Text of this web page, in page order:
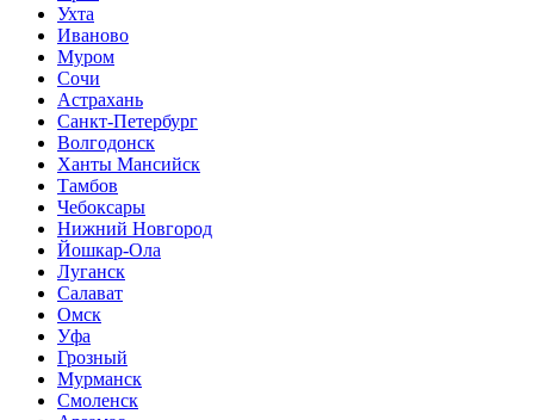
Ухта
Иваново
Муром
Сочи
Астрахань
Санкт-Петербург
Волгодонск
Ханты Мансийск
Тамбов
Чебоксары
Нижний Новгород
Йошкар-Ола
Луганск
Салават
Омск
Уфа
Грозный
Мурманск
Смоленск